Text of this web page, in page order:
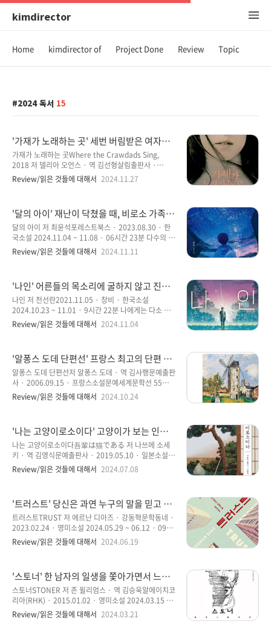
kimdirector
Home kimdirector of Project Done Review Topic
2024 독서 15
'가재가 노래하는 곳' 세번 버림받은 여자의
성장 스토리와 습지가 가지는 의미가 특별함
을 주는 소설
가재가 노래하는 곳Where the Crawdads Sing,
2018 저 델리아 오언스 · 역 김선형살림출판사 ·
2019.06.14 · 영미소설 2024.11.11 ~ 2024.11.21 ·
10시간 33분 ‘델리아 오언스’의 소설은 이미 읽은 소설
어서 작가를 기억하고 있던 터였다. 물론 한 권의 소설을
읽었다고 해서 작가의 모든 것을 알 수 있는 것은 아니겠
지만, 나름대로 좋은 인상을 가졌던 소설이어서 이번에
읽게 된 소설도 괜찮은 소설이지 않을까 생각했다. 이 소
설의 작가는 생태학자로 평생을 야생동물을 연구해 온
Review/읽은 것들에 대해서 2024.11.27
'달의 아이' 재난이 닥쳤을 때, 비로소 가족이
라는 의미를 새삼스럽게 생각하게 만드는 소
설
달의 아이 저 최윤석포레스트북스 · 2023.08.30 · 한
국소설 2024.11.04 ~ 11.08 · 06시간 23분 다수의 유
명한 드라마의 연출을 맡아서 그런지 소설도 기가 막히
게 잘 쓰는 최윤석 작가가 아닌가 여길 만큼 손에서 쉽게
수 있다. 서점가에서 베스트셀러인 이유를 이해할 수 있
을 만큼 스토리의 짜임새가 너무 좋은 소설로 소개할 수
있을 듯하다. 마지막 페이지를 넘기면서 아련히 떠오르
는 감동도 느낄 수 있었지만, 가족이라는 느낌을 새삼스
럽게 다시 생각하게 만드는 힘을 주는 소설로 기억될 것
Review/읽은 것들에 대해서 2024.11.11
'나인' 어른들의 목소리에 굴하지 않고 진실
을 찾아가는 용기있는 친구들의 이야기
나인 저 천선란2021.11.05 · 창비 · 한국소설
2024.10.23 ~ 11.01 · 9시간 22분 나에게는 다소 익
숙지 않는 작가 ‘천선란’이지만, 한편에는 늘 두 권의 소
설이 존재하고 있었다는 것을 최근에서야 깨닮았다고
에 오랫동안 묻혀 두었던 ‘나인’을 꺼내 들었다. 올여름
은 유난히 더워서인지 책 읽기가 쉽지 않은 계절이 될 듯
하지 않을까 생각한다. 집중력이 떨어지고 슬럼프를 겪
게 되는 경험을 맛보았다. 이해한다는 느낌보다는 그냥
활자들을 눈에 담는 것 같이 아무런 의미 없이 읽게 되는
Review/읽은 것들에 대해서 2024.11.04
'알퐁스 도데 단편선' 프랑스 최고의 단편 작
가로 세계에서 사랑받는 도데 걸작 단편선
알퐁스 도데 단편선저 알퐁스 도데 · 역 김사행문예출판
사 · 2006.09.15 · 프랑스소설문예세계문학선 55
2024.07.03 ~ 07.09 · 5시간 05분 ‘알퐁스 도데’하면
떠오르는 작품은 ‘별’이지 않을까 생각한다. 그리고 ‘아
외에도 많은 작품들이 수록된 단편집으로 알퐁스 도데
의 다양한 경험을 담고 있는 단편으로 시적이면서도 투
철한 애국심, 그리고 깊이 있는 인간미가 담긴 단편들로
서정적인 정서를 느낄 수 있어서 개인적으로 인상적으
로 읽었다고 자평하고 싶다. 특히, 작가의 고향인 프로방
Review/읽은 것들에 대해서 2024.10.24
'나는 고양이로소이다' 고양이가 보는 인간
들의 이야기, 일상적인 이야기 속에 작가 사
유적 의미를 담다
나는 고양이로소이다吾輩は猫である 저 나쓰메 소세
키 · 역 김영식문예출판사 · 2019.05.10 · 일본소설
2024.06.24 ~ 07.10 · 12시간 30분 나쓰메 소세키는
일본 최초의 근대 문학 작가로 일본에서는 국민작가로
이로소이다’는 그의 첫 번째 장편 소설이기도 하고 그의
명성을 가져다준 소설이다. 영문학 교수로 근무하던 나
쓰메 소세키는 1905년 ‘호토토기스’라는 잡지에 연재를
하면서 인기를 얻었고, 전입 작가로 활동하는 계기를 만
들어 준 소설로서 100년이 지난 지금도 많은 사람들에
Review/읽은 것들에 대해서 2024.07.08
'트러스트' 당신은 과연 누구의 말을 믿고 신
뢰할 수 있을까, 4가지 스토리가 가지는 의미
가 무엇인가.
트러스트TRUST 저 에르난 디아즈 · 강동혁문학동네 ·
2023.02.24 · 영미소설 2024.05.29 ~ 06.12 · 09시
간 54분 ‘트러스트’는 참으로 대단한 소설이라는 생각을
이 책의 마지막 장을 넘기면서 알게 된 소설이다. 그리고
기에는 더할 나위 없이 훌륭하다는 생각을 하게 된다. 이
소설의 작가인 ‘에르난 디아즈’는 두 번째 소설로서 많은
이들에게 뛰어난 호평과 찬사를 받은 소설이다. 다양한
상을 받았고, 버락 오바마 전 미국 대통령이 당시 올해의
책으로 추천한 도서로 잘 알려져 있는 소설이다. 첫 번째
Review/읽은 것들에 대해서 2024.06.19
'스토너' 한 남자의 일생을 쫓아가면서 느껴
지는 고독감은 우리와 많이 닮아 있는 모습이
지 않을까
스토너STONER 저 존 윌리엄스 · 역 김승욱알에이치코
리아(RHK) · 2015.01.02 · 영미소설 2024.03.15 ~
03.19 · 8시간 56분 스토너는 1965년 미국에서 처음
출간되었지만, 50여 년이 흐른 뒤에야 빛을 본 특이한
Review/읽은 것들에 대해서 2024.03.21